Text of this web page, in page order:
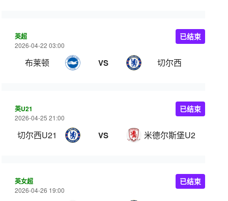
英超
2026-04-22 03:00
布莱顿 VS 切尔西
已结束
英U21
2026-04-25 21:00
切尔西U21 VS 米德尔斯堡U21
已结束
英女超
2026-04-26 19:00
已结束